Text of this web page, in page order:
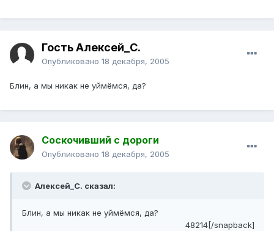
Гость Алексей_С.
Опубликовано 18 декабря, 2005
Блин, а мы никак не уймёмся, да?
Соскочивший с дороги
Опубликовано 18 декабря, 2005
Алексей_С. сказал:
Блин, а мы никак не уймёмся, да?
48214[/snapback]